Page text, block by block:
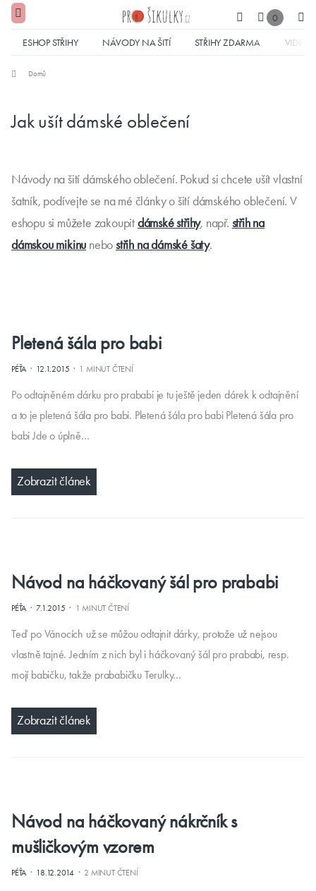
0
ESHOP STŘIHY NÁVODY NA ŠITÍ STŘIHY ZDARMA VIDEA
Domů
Jak ušít dámské oblečení
Návody na šití dámského oblečení. Pokud si chcete ušít vlastní
šatník, podívejte se na mé články o šití dámského oblečení. V
eshopu si můžete zakoupitdámské střihy, např. střih na
dámskou mikinu nebostřih na dámské šaty.
Pletená šála pro babi
PÉŤA· 12.1.2015 · 1 MINUT ČTENÍ
Po odtajněném dárku pro prababi je tu ještě jeden dárek k odtajnění
a to je pletená šála pro babi. Pletená šála pro babi Pletená šála pro
babi Jde o úplně…
Zobrazit článek
Návod na háčkovaný šál pro prababi
PÉŤA·7.1.2015 · 1 MINUT ČTENÍ
Teď po Vánocích už se můžou odtajnit dárky, protože už nejsou
vlastně tajné. Jedním z nich byl i háčkovaný šál pro prababi, resp.
mojí babičku, takže prababičku Terulky…
Zobrazit článek
Návod na háčkovaný nákrčník s
mušličkovým vzorem
PÉŤA· 18.12.2014 · 2 MINUT ČTENÍ